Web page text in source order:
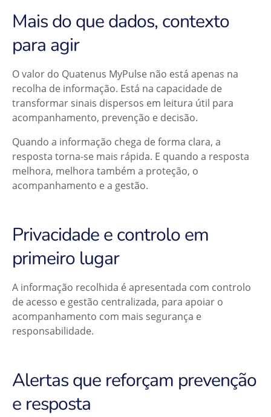
Mais do que dados, contexto
para agir
O valor do Quatenus MyPulse não está apenas na
recolha de informação. Está na capacidade de
transformar sinais dispersos em leitura útil para
acompanhamento, prevenção e decisão.
Quando a informação chega de forma clara, a
resposta torna-se mais rápida. E quando a resposta
melhora, melhora também a proteção, o
acompanhamento e a gestão.
Privacidade e controlo em
primeiro lugar
A informação recolhida é apresentada com controlo
de acesso e gestão centralizada, para apoiar o
acompanhamento com mais segurança e
responsabilidade.
Alertas que reforçam prevenção
e resposta